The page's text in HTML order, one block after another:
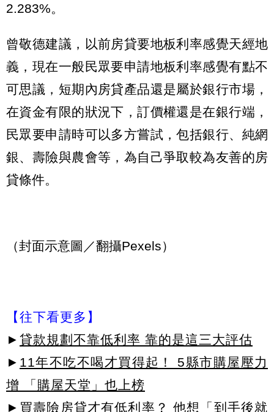
2.283%。
曾敬德建議，以前房貸要地板利率感覺天經地
義，現在一般民眾要申請地板利率感覺有點不
可思議，短期內房貸產品還是屬於銀行市場，
在資金有限的狀況下，訂價權還是在銀行端，
民眾要申請時可以多方嘗試，包括銀行、純網
銀、壽險與農會等，為自己爭取較為友善的房
貸條件。
（封面示意圖／翻攝Pexels）
【往下看更多】
► 貸款規劃不靠低利率 靠的是這三大評估
► 11年不吃不喝才買得起！ 5縣市購屋壓力
增 「購屋天堂」也上榜
► 買壽險房貸才有低利率？ 他想「到手後就